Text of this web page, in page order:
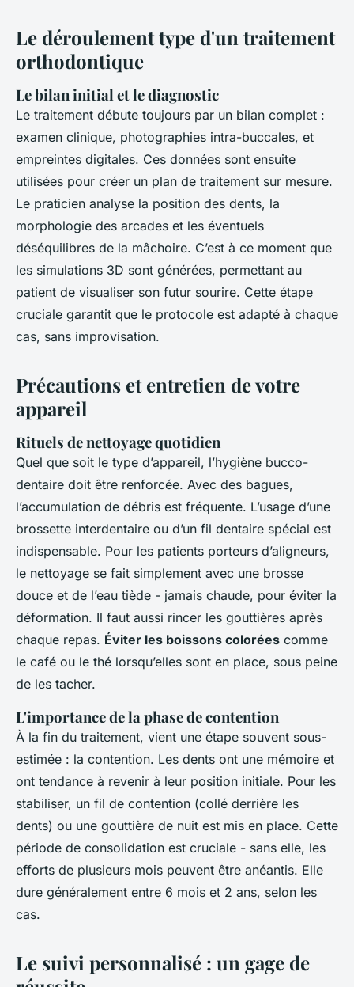
Le déroulement type d'un traitement
orthodontique
Le bilan initial et le diagnostic
Le traitement débute toujours par un bilan complet :
examen clinique, photographies intra-buccales, et
empreintes digitales. Ces données sont ensuite
utilisées pour créer un plan de traitement sur mesure.
Le praticien analyse la position des dents, la
morphologie des arcades et les éventuels
déséquilibres de la mâchoire. C’est à ce moment que
les simulations 3D sont générées, permettant au
patient de visualiser son futur sourire. Cette étape
cruciale garantit que le protocole est adapté à chaque
cas, sans improvisation.
Précautions et entretien de votre
appareil
Rituels de nettoyage quotidien
Quel que soit le type d’appareil, l’hygiène bucco-
dentaire doit être renforcée. Avec des bagues,
l’accumulation de débris est fréquente. L’usage d’une
brossette interdentaire ou d’un fil dentaire spécial est
indispensable. Pour les patients porteurs d’aligneurs,
le nettoyage se fait simplement avec une brosse
douce et de l’eau tiède - jamais chaude, pour éviter la
déformation. Il faut aussi rincer les gouttières après
chaque repas. Éviter les boissons colorées comme
le café ou le thé lorsqu’elles sont en place, sous peine
de les tacher.
L'importance de la phase de contention
À la fin du traitement, vient une étape souvent sous-
estimée : la contention. Les dents ont une mémoire et
ont tendance à revenir à leur position initiale. Pour les
stabiliser, un fil de contention (collé derrière les
dents) ou une gouttière de nuit est mis en place. Cette
période de consolidation est cruciale - sans elle, les
efforts de plusieurs mois peuvent être anéantis. Elle
dure généralement entre 6 mois et 2 ans, selon les
cas.
Le suivi personnalisé : un gage de